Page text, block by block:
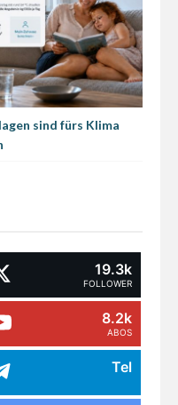
sind fürs Klima
19.3k
FOLLOWER
8.2k
ABOS
Tel